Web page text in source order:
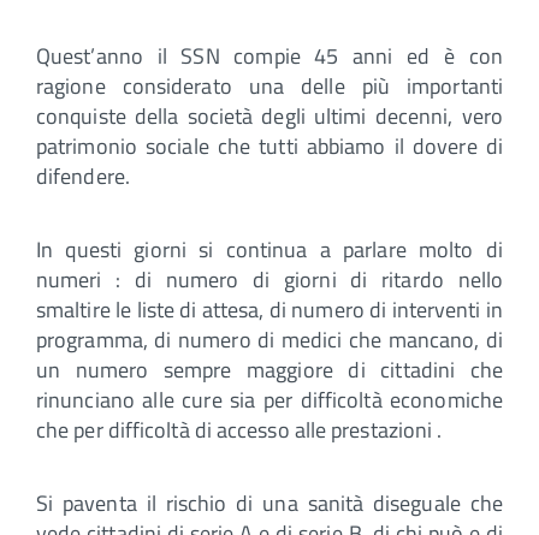
Quest’anno il SSN compie 45 anni ed è con
ragione considerato una delle più importanti
conquiste della società degli ultimi decenni, vero
patrimonio sociale che tutti abbiamo il dovere di
difendere.
In questi giorni si continua a parlare molto di
numeri : di numero di giorni di ritardo nello
smaltire le liste di attesa, di numero di interventi in
programma, di numero di medici che mancano, di
un numero sempre maggiore di cittadini che
rinunciano alle cure sia per difficoltà economiche
che per difficoltà di accesso alle prestazioni .
Si paventa il rischio di una sanità diseguale che